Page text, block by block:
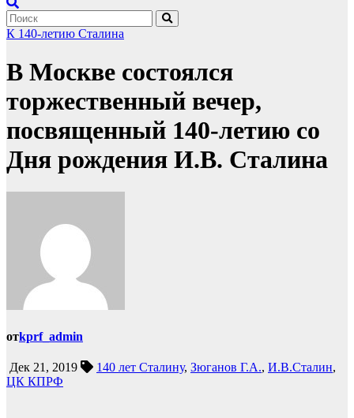
К 140-летию Сталина
В Москве состоялся
торжественный вечер,
посвященный 140-летию со
Дня рождения И.В. Сталина
отkprf_admin
Дек 21, 2019 140 лет Сталину, Зюганов Г.А., И.В.Сталин,
ЦК КПРФ